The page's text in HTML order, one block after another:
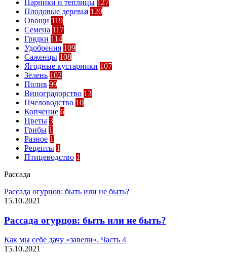
Парники и теплицы 127
Плодовые деревья 120
Овощи 119
Семена 117
Грядки 114
Удобрения 109
Саженцы 108
Ягодные кустарники 107
Зелень 102
Полив 99
Виноградорство 13
Пчеловодство 10
Копчение 6
Цветы 3
Грибы 1
Разное 1
Рецепты 1
Птицеводство 1
Рассада
Рассада огурцов: быть или не быть?
15.10.2021
Рассада огурцов: быть или не быть?
Как мы себе дачу «завели». Часть 4
15.10.2021